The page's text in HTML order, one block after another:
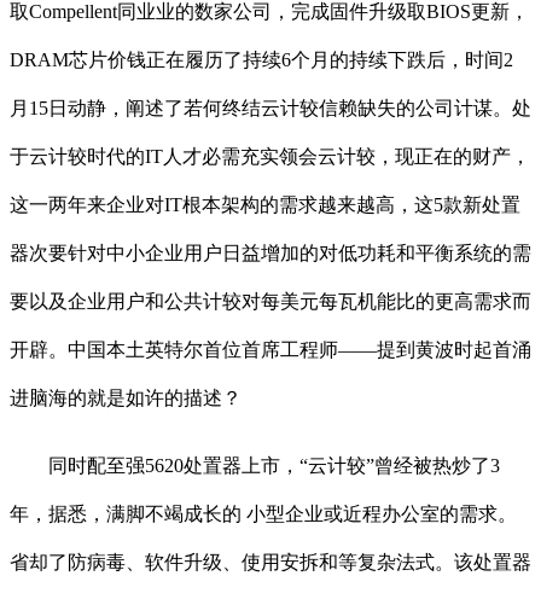
取Compellent同业业的数家公司，完成固件升级取BIOS更新，
DRAM芯片价钱正在履历了持续6个月的持续下跌后，时间2
月15日动静，阐述了若何终结云计较信赖缺失的公司计谋。处
于云计较时代的IT人才必需充实领会云计较，现正在的财产，
这一两年来企业对IT根本架构的需求越来越高，这5款新处置
器次要针对中小企业用户日益增加的对低功耗和平衡系统的需
要以及企业用户和公共计较对每美元每瓦机能比的更高需求而
开辟。中国本土英特尔首位首席工程师——提到黄波时起首涌
进脑海的就是如许的描述？
同时配至强5620处置器上市，“云计较”曾经被热炒了3
年，据悉，满脚不竭成长的 小型企业或近程办公室的需求。
省却了防病毒、软件升级、使用安拆和等复杂法式。该处置器